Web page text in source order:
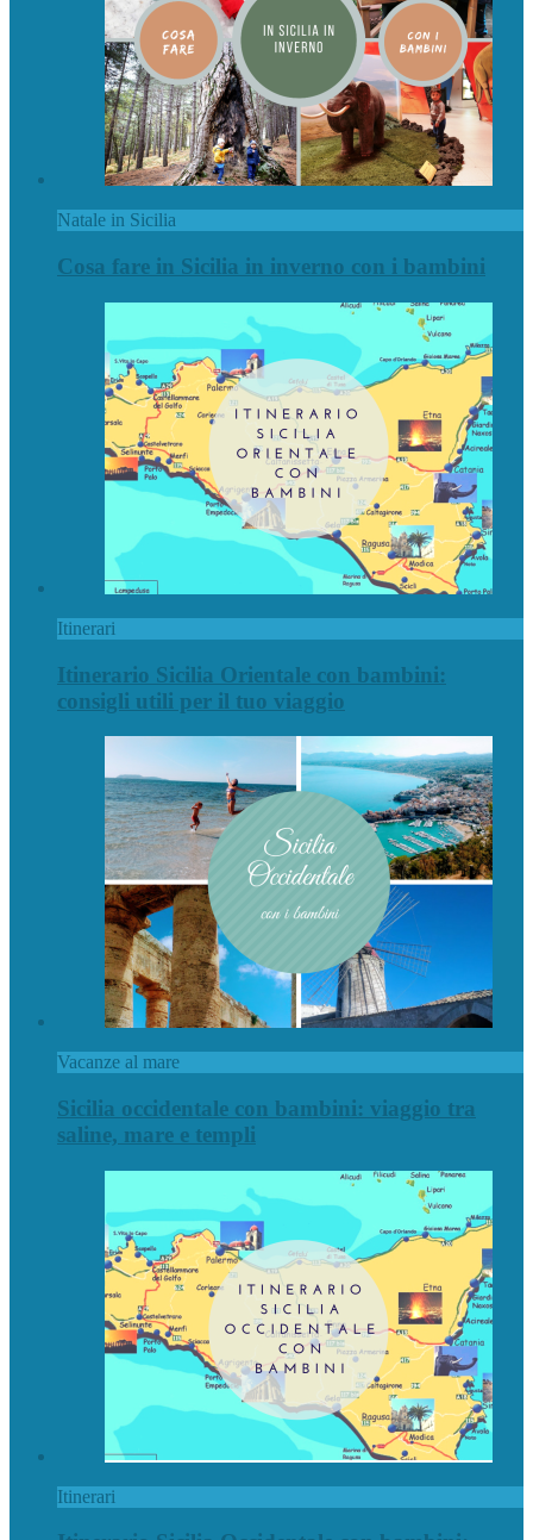
Natale in Sicilia
Cosa fare in Sicilia in inverno con i bambini
Itinerari
Itinerario Sicilia Orientale con bambini:
consigli utili per il tuo viaggio
Vacanze al mare
Sicilia occidentale con bambini: viaggio tra
saline, mare e templi
Itinerari